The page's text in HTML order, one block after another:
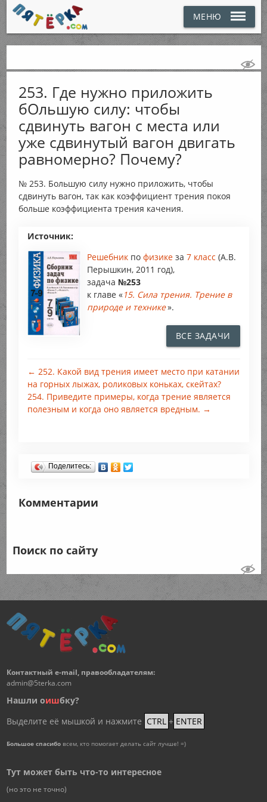
МЕНЮ
253. Где нужно приложить
бОльшую силу: чтобы
сдвинуть вагон с места или
уже сдвинутый вагон двигать
равномерно? Почему?
№ 253. Большую силу нужно приложить, чтобы
сдвинуть вагон, так как коэффициент трения покоя
больше коэффициента трения качения.
Источник:
Решебник по физике за 7 класс (А.В.
Перышкин, 2011 год),
задача №253
к главе «15. Сила трения. Трение в
природе и технике».
ВСЕ ЗАДАЧИ
← 252. Какой вид трения имеет место при катании
на горных лыжах, роликовых коньках, скейтах?
254. Приведите примеры, когда трение является
полезным и когда оно является вредным. →
Поделитесь:
Комментарии
Поиск по сайту
Контактный e-mail, правообладателям:
admin@5terka.com
Нашли оишбку?
Выделите её мышкой и нажмите CTRL + ENTER
Большое спасибовсем, кто помогает делать сайт лучше! =)
Тут может быть что-то интересное
(но это не точно)